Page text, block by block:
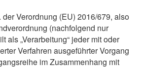
Verordnung (EU) 2016/679, also
(nachfolgend nur
als „Verarbeitung“ jeder mit oder
Verfahren ausgeführter Vorgang
im Zusammenhang mit